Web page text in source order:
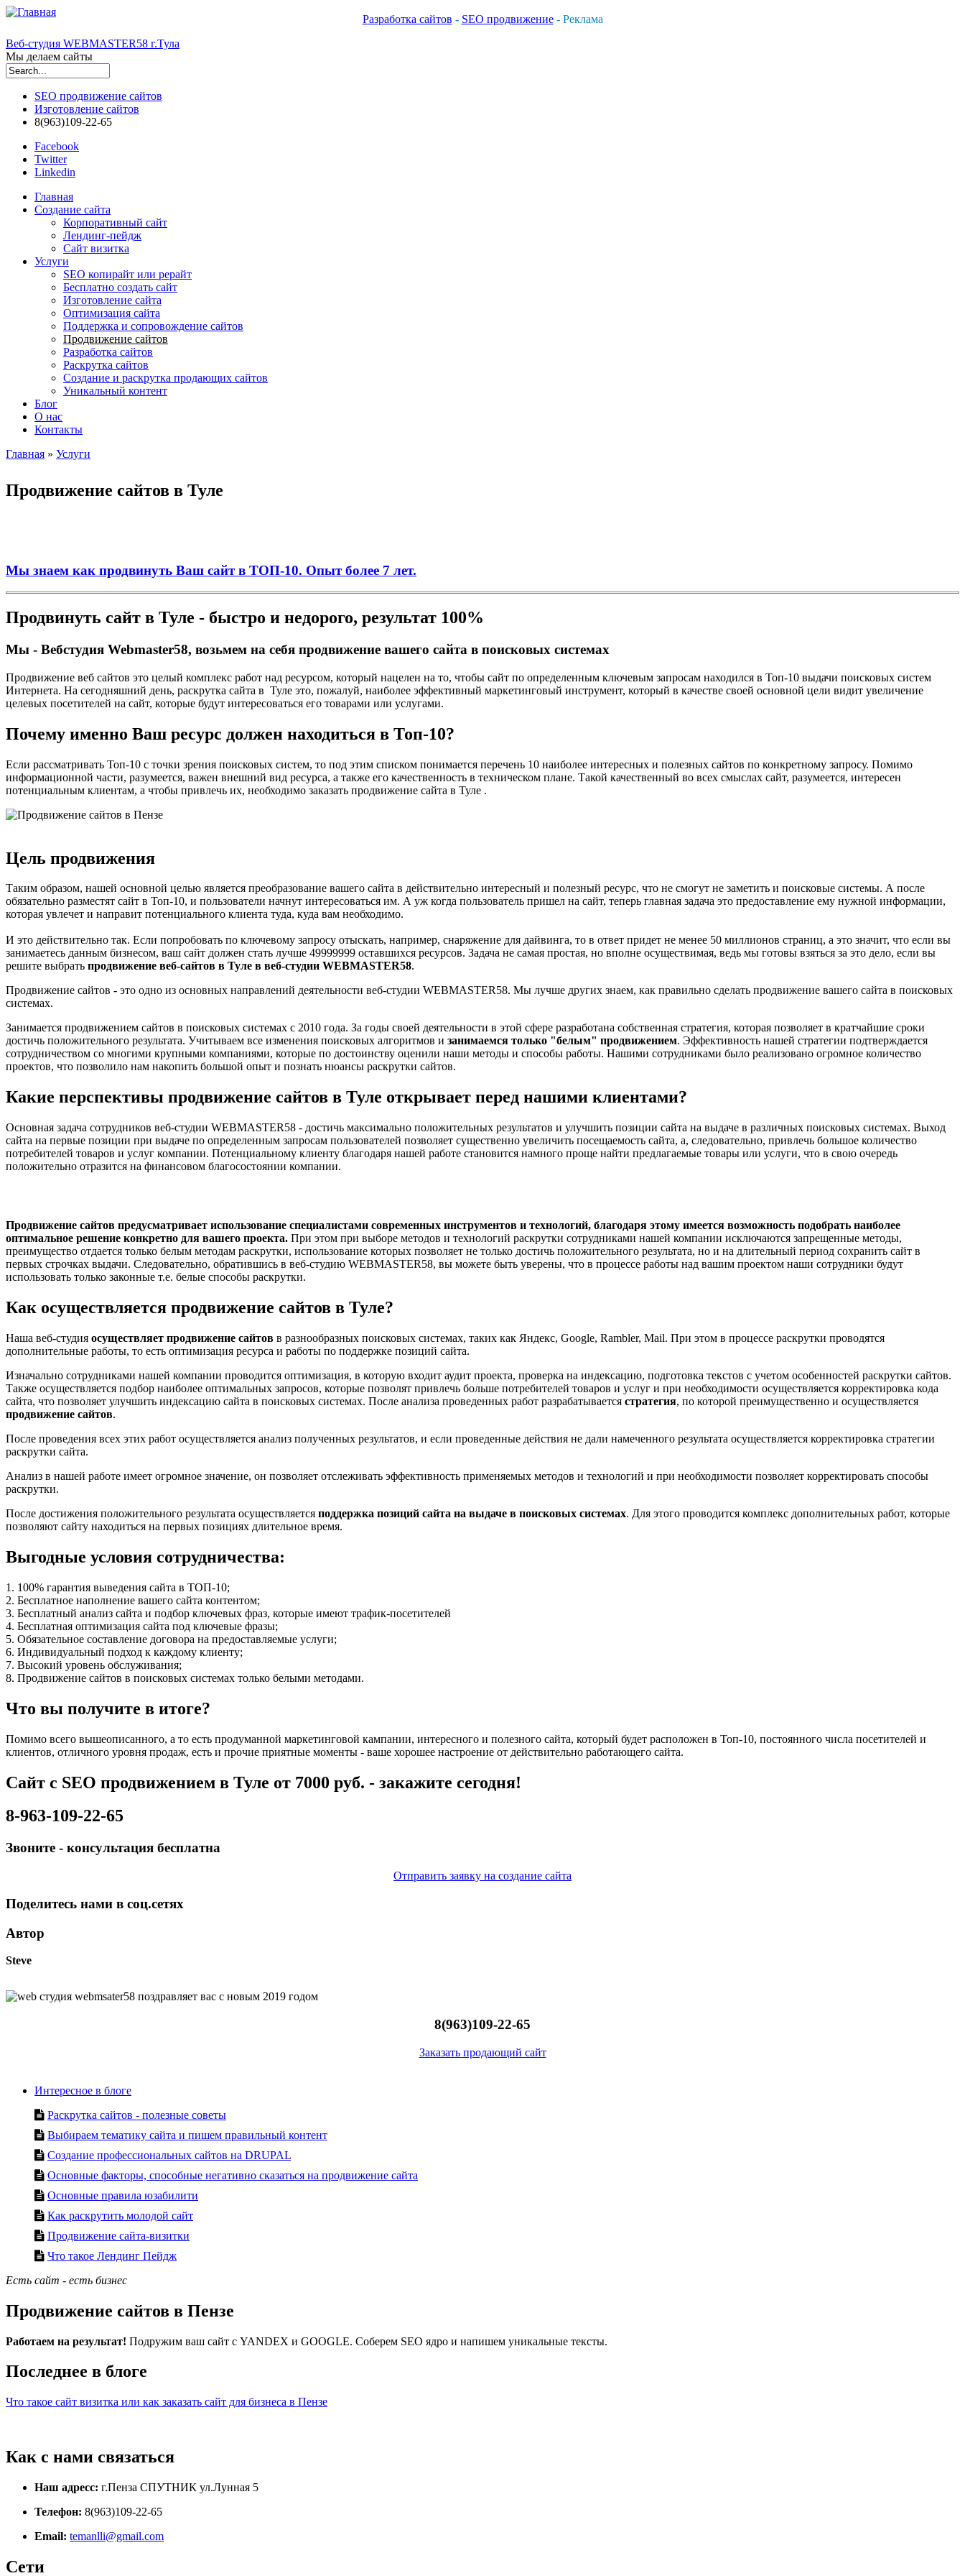
Разработка сайтов - SEO продвижение- Реклама
Веб-студия WEBMASTER58 г.Тула
Мы делаем сайты
SEO продвижение сайтов
Изготовление сайтов
8(963)109-22-65
Facebook
Twitter
Linkedin
Главная
Создание сайта
Корпоративный сайт
Лендинг-пейдж
Сайт визитка
Услуги
SEO копирайт или рерайт
Бесплатно создать сайт
Изготовление сайта
Оптимизация сайта
Поддержка и сопровождение сайтов
Продвижение сайтов
Разработка сайтов
Раскрутка сайтов
Создание и раскрутка продающих сайтов
Уникальный контент
Блог
О нас
Контакты
Главная » Услуги
Продвижение сайтов в Туле
Мы знаем как продвинуть Ваш сайт в ТОП-10. Опыт более 7 лет.
Продвинуть сайт в Туле - быстро и недорого, результат 100%
Мы - Вебстудия Webmaster58, возьмем на себя продвижение вашего сайта в поисковых системах
Продвижение веб сайтов это целый комплекс работ над ресурсом, который нацелен на то, чтобы сайт по определенным ключевым запросам находился в Топ-10 выдачи поисковых систем
Интернета. На сегодняшний день, раскрутка сайта в Туле это, пожалуй, наиболее эффективный маркетинговый инструмент, который в качестве своей основной цели видит увеличение
целевых посетителей на сайт, которые будут интересоваться его товарами или услугами.
Почему именно Ваш ресурс должен находиться в Топ-10?
Если рассматривать Топ-10 с точки зрения поисковых систем, то под этим списком понимается перечень 10 наиболее интересных и полезных сайтов по конкретному запросу. Помимо
информационной части, разумеется, важен внешний вид ресурса, а также его качественность в техническом плане. Такой качественный во всех смыслах сайт, разумеется, интересен
потенциальным клиентам, а чтобы привлечь их, необходимо заказать продвижение сайта в Туле .
Цель продвижения
Таким образом, нашей основной целью является преобразование вашего сайта в действительно интересный и полезный ресурс, что не смогут не заметить и поисковые системы. А после
обязательно разместят сайт в Топ-10, и пользователи начнут интересоваться им. А уж когда пользователь пришел на сайт, теперь главная задача это предоставление ему нужной информации,
которая увлечет и направит потенциального клиента туда, куда вам необходимо.
И это действительно так. Если попробовать по ключевому запросу отыскать, например, снаряжение для дайвинга, то в ответ придет не менее 50 миллионов страниц, а это значит, что если вы
занимаетесь данным бизнесом, ваш сайт должен стать лучше 49999999 оставшихся ресурсов. Задача не самая простая, но вполне осуществимая, ведь мы готовы взяться за это дело, если вы
решите выбрать продвижение веб-сайтов в Туле в веб-студии WEBMASTER58.
Продвижение сайтов - это одно из основных направлений деятельности веб-студии WEBMASTER58. Мы лучше других знаем, как правильно сделать продвижение вашего сайта в поисковых
системах.
Занимается продвижением сайтов в поисковых системах с 2010 года. За годы своей деятельности в этой сфере разработана собственная стратегия, которая позволяет в кратчайшие сроки
достичь положительного результата. Учитываем все изменения поисковых алгоритмов и занимаемся только "белым" продвижением. Эффективность нашей стратегии подтверждается
сотрудничеством со многими крупными компаниями, которые по достоинству оценили наши методы и способы работы. Нашими сотрудниками было реализовано огромное количество
проектов, что позволило нам накопить большой опыт и познать нюансы раскрутки сайтов.
Какие перспективы продвижение сайтов в Туле открывает перед нашими клиентами?
Основная задача сотрудников веб-студии WEBMASTER58 - достичь максимально положительных результатов и улучшить позиции сайта на выдаче в различных поисковых системах. Выход
сайта на первые позиции при выдаче по определенным запросам пользователей позволяет существенно увеличить посещаемость сайта, а, следовательно, привлечь большое количество
потребителей товаров и услуг компании. Потенциальному клиенту благодаря нашей работе становится намного проще найти предлагаемые товары или услуги, что в свою очередь
положительно отразится на финансовом благосостоянии компании.
Продвижение сайтов предусматривает использование специалистами современных инструментов и технологий, благодаря этому имеется возможность подобрать наиболее
оптимальное решение конкретно для вашего проекта. При этом при выборе методов и технологий раскрутки сотрудниками нашей компании исключаются запрещенные методы,
преимущество отдается только белым методам раскрутки, использование которых позволяет не только достичь положительного результата, но и на длительный период сохранить сайт в
первых строчках выдачи. Следовательно, обратившись в веб-студию WEBMASTER58, вы можете быть уверены, что в процессе работы над вашим проектом наши сотрудники будут
использовать только законные т.е. белые способы раскрутки.
Как осуществляется продвижение сайтов в Туле?
Наша веб-студия осуществляет продвижение сайтов в разнообразных поисковых системах, таких как Яндекс, Google, Rambler, Mail. При этом в процессе раскрутки проводятся
дополнительные работы, то есть оптимизация ресурса и работы по поддержке позиций сайта.
Изначально сотрудниками нашей компании проводится оптимизация, в которую входит аудит проекта, проверка на индексацию, подготовка текстов с учетом особенностей раскрутки сайтов.
Также осуществляется подбор наиболее оптимальных запросов, которые позволят привлечь больше потребителей товаров и услуг и при необходимости осуществляется корректировка кода
сайта, что позволяет улучшить индексацию сайта в поисковых системах. После анализа проведенных работ разрабатывается стратегия, по которой преимущественно и осуществляется
продвижение сайтов.
После проведения всех этих работ осуществляется анализ полученных результатов, и если проведенные действия не дали намеченного результата осуществляется корректировка стратегии
раскрутки сайта.
Анализ в нашей работе имеет огромное значение, он позволяет отслеживать эффективность применяемых методов и технологий и при необходимости позволяет корректировать способы
раскрутки.
После достижения положительного результата осуществляется поддержка позиций сайта на выдаче в поисковых системах. Для этого проводится комплекс дополнительных работ, которые
позволяют сайту находиться на первых позициях длительное время.
Выгодные условия сотрудничества:
1. 100% гарантия выведения сайта в ТОП-10;
2. Бесплатное наполнение вашего сайта контентом;
3. Бесплатный анализ сайта и подбор ключевых фраз, которые имеют трафик-посетителей
4. Бесплатная оптимизация сайта под ключевые фразы;
5. Обязательное составление договора на предоставляемые услуги;
6. Индивидуальный подход к каждому клиенту;
7. Высокий уровень обслуживания;
8. Продвижение сайтов в поисковых системах только белыми методами.
Что вы получите в итоге?
Помимо всего вышеописанного, а то есть продуманной маркетинговой кампании, интересного и полезного сайта, который будет расположен в Топ-10, постоянного числа посетителей и
клиентов, отличного уровня продаж, есть и прочие приятные моменты - ваше хорошее настроение от действительно работающего сайта.
Сайт с SEO продвижением в Туле от 7000 руб. - закажите сегодня!
8-963-109-22-65
Звоните - консультация бесплатна
Отправить заявку на создание сайта
Поделитесь нами в соц.сетях
Автор
Steve
8(963)109-22-65
Заказать продающий сайт
Интересное в блоге
Раскрутка сайтов - полезные советы
Выбираем тематику сайта и пишем правильный контент
Создание профессиональных сайтов на DRUPAL
Основные факторы, способные негативно сказаться на продвижение сайта
Основные правила юзабилити
Как раскрутить молодой сайт
Продвижение сайта-визитки
Что такое Лендинг Пейдж
Есть сайт - есть бизнес
Продвижение сайтов в Пензе
Работаем на результат! Подружим ваш сайт с YANDEX и GOOGLE. Соберем SEO ядро и напишем уникальные тексты.
Последнее в блоге
Что такое сайт визитка или как заказать сайт для бизнеса в Пензе
Как с нами связаться
Наш адресс: г.Пенза СПУТНИК ул.Лунная 5
Телефон: 8(963)109-22-65
Email: temanlli@gmail.com
Сети